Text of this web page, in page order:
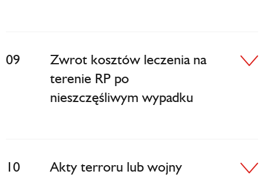
09
Zwrot kosztów leczenia na
terenie RP po
nieszczęśliwym wypadku
10 Akty terroru lub wojny